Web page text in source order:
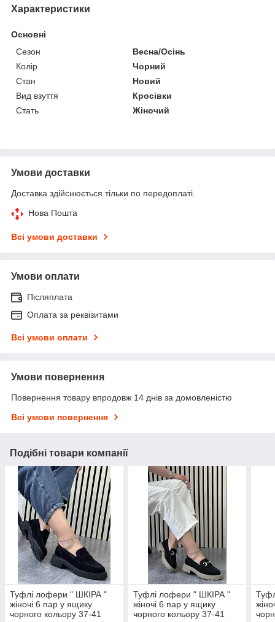
Характеристики
Основні
Сезон
Весна/Осінь
Колір
Чорний
Стан
Новий
Вид взуття
Кросівки
Стать
Жіночий
Умови доставки
Доставка здійснюється тільки по передоплаті.
Нова Пошта
Всі умови доставки
Умови оплати
Післяплата
Оплата за реквізитами
Всі умови оплати
Умови повернення
Повернення товару впродовж 14 днів за домовленістю
Всі умови повернення
Подібні товари компанії
Туфлі лофери " ШКІРА "
жіночі 6 пар у ящику
чорного кольору 37-41
Туфлі лофери " ШКІРА "
жіночі 6 пар у ящику
чорного кольору 37-41